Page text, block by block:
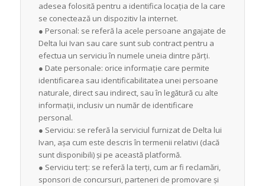
adesea folosită pentru a identifica locația de la care
se conectează un dispozitiv la internet.
● Personal: se referă la acele persoane angajate de
Delta lui Ivan sau care sunt sub contract pentru a
efectua un serviciu în numele uneia dintre părți.
● Date personale: orice informație care permite
identificarea sau identificabilitatea unei persoane
naturale, direct sau indirect, sau în legătură cu alte
informații, inclusiv un număr de identificare
personal.
● Serviciu: se referă la serviciul furnizat de Delta lui
Ivan, așa cum este descris în termenii relativi (dacă
sunt disponibili) și pe această platformă.
● Serviciu terț: se referă la terți, cum ar fi reclamări,
sponsori de concursuri, parteneri de promovare și